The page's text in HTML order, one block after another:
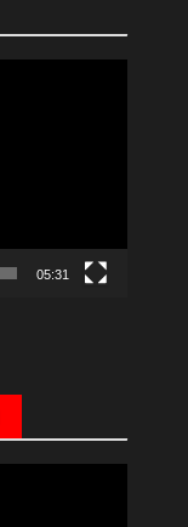
05:31